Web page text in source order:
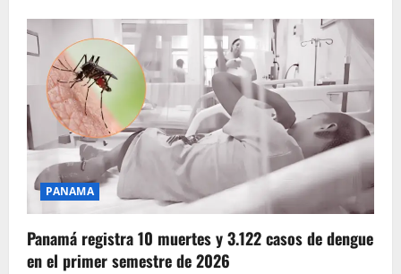
PANAMA
Panamá registra 10 muertes y 3.122 casos de dengue
en el primer semestre de 2026